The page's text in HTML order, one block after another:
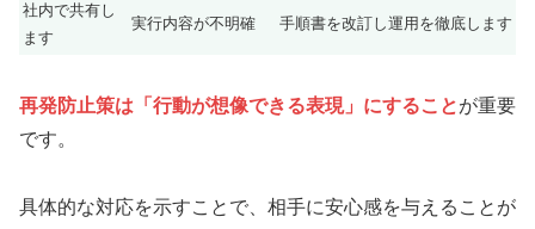
社内で共有し
ます
実行内容が不明確 手順書を改訂し運用を徹底します
再発防止策は「行動が想像できる表現」にすることが重要
です。
具体的な対応を示すことで、相手に安心感を与えることが